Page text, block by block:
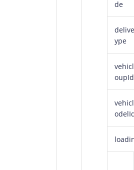
de
ype
oupId